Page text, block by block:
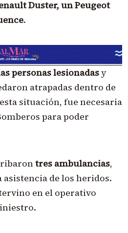
Duster, un Peugeot
.
personas lesionadasy
atrapadas dentro de
situación, fue necesaria
para poder
tres ambulancias,
de los heridos.
en el operativo